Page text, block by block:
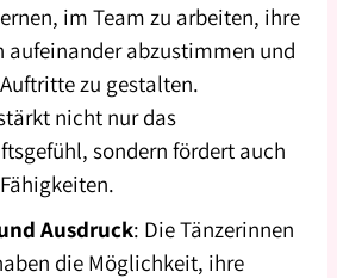
im Team zu arbeiten, ihre
aufeinander abzustimmen und
zu gestalten.
nicht nur das
sondern fördert auch
Ausdruck: Die Tänzerinnen
die Möglichkeit, ihre